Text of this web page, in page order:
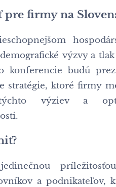
pre firmy na
výzvy a
konferencie budú
stratégie, ktoré firmy
výziev a
a podnikateľov,